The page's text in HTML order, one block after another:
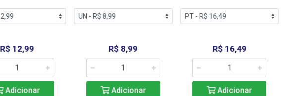
R$ 12,99
Adicionar
R$ 8,99
Adicionar
R$ 16,49
Adicionar